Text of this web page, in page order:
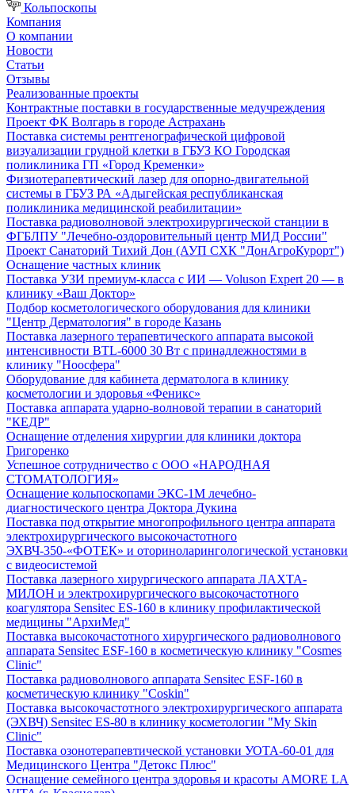
Кольпоскопы
Компания
О компании
Новости
Статьи
Отзывы
Реализованные проекты
Контрактные поставки в государственные медучреждения
Проект ФК Волгарь в городе Астрахань
Поставка системы рентгенографической цифровой
визуализации грудной клетки в ГБУЗ КО Городская
поликлиника ГП «Город Кременки»
Физиотерапевтический лазер для опорно-двигательной
системы в ГБУЗ РА «Адыгейская республиканская
поликлиника медицинской реабилитации»
Поставка радиоволновой электрохирургической станции в
ФГБЛПУ "Лечебно-оздоровительный центр МИД России"
Проект Санаторий Тихий Дон (АУП СХК "ДонАгроКурорт")
Оснащение частных клиник
Поставка УЗИ премиум-класса с ИИ — Voluson Expert 20 — в
клинику «Ваш Доктор»
Подбор косметологического оборудования для клиники
"Центр Дерматология" в городе Казань
Поставка лазерного терапевтического аппарата высокой
интенсивности BTL-6000 30 Вт с принадлежностями в
клинику "Ноосфера"
Оборудование для кабинета дерматолога в клинику
косметологии и здоровья «Феникс»
Поставка аппарата ударно-волновой терапии в санаторий
"КЕДР"
Оснащение отделения хирургии для клиники доктора
Григоренко
Успешное сотрудничество с ООО «НАРОДНАЯ
СТОМАТОЛОГИЯ»
Оснащение кольпоскопами ЭКС-1М лечебно-
диагностического центра Доктора Дукина
Поставка под открытие многопрофильного центра аппарата
электрохирургического высокочастотного
ЭХВЧ-350-«ФОТЕК» и оториноларингологической установки
с видеосистемой
Поставка лазерного хирургического аппарата ЛАХТА-
МИЛОН и электрохирургического высокочастотного
коагулятора Sensitec ES-160 в клинику профилактической
медицины "АрхиМед"
Поставка высокочастотного хирургического радиоволнового
аппарата Sensitec ESF-160 в косметическую клинику "Cosmes
Clinic"
Поставка радиоволнового аппарата Sensitec ESF-160 в
косметическую клинику "Coskin"
Поставка высокочастотного электрохирургического аппарата
(ЭХВЧ) Sensitec ES-80 в клинику косметологии "My Skin
Clinic"
Поставка озонотерапевтической установки УОТА-60-01 для
Медицинского Центра "Детокс Плюс"
Оснащение семейного центра здоровья и красоты AMORE LA